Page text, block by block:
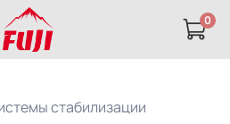
0
стабилизации